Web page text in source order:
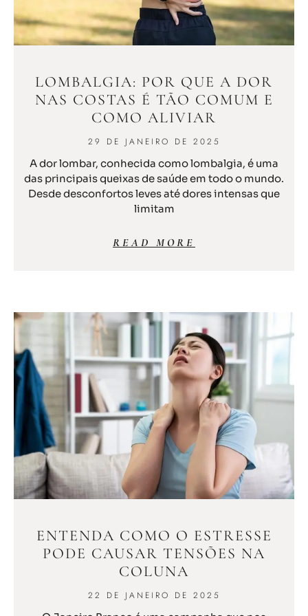
LOMBALGIA: POR QUE A DOR
NAS COSTAS É TÃO COMUM E
COMO ALIVIAR
29 DE JANEIRO DE 2025
A dor lombar, conhecida como lombalgia, é uma
das principais queixas de saúde em todo o mundo.
Desde desconfortos leves até dores intensas que
limitam
READ MORE
ENTENDA COMO O ESTRESSE
PODE CAUSAR TENSÕES NA
COLUNA
22 DE JANEIRO DE 2025